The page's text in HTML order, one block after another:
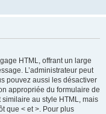
HTML, offrant un large
L’administrateur peut
pouvez aussi les désactiver
appropriée du formulaire de
au style HTML, mais
que < et >. Pour plus